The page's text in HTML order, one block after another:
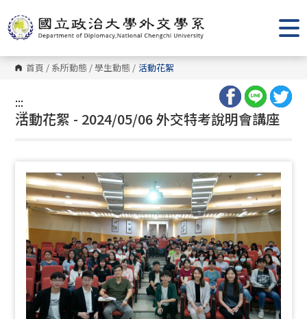
到
主
要
內
容
區 首頁 / 系所動態 /學生動態 / 活動花絮
:::
:::
活動花絮 - 2024/05/06 外交特考說明會講座